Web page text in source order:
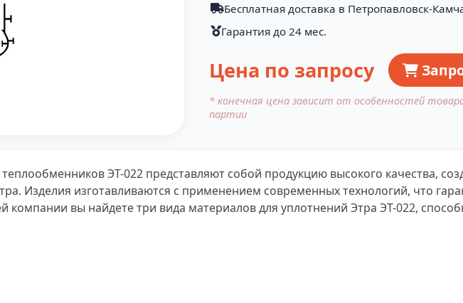
Бесплатная доставка в Петропавловск-
Гарантия до 24 мес.
Цена по запросу
* конечная цена зависит от особенностей
партии
ЭТ-022 представляют собой продукцию высокого качества,
Изделия изготавливаются с применением современных технологий, что
вы найдете три вида материалов для уплотнений Этра ЭТ-022,